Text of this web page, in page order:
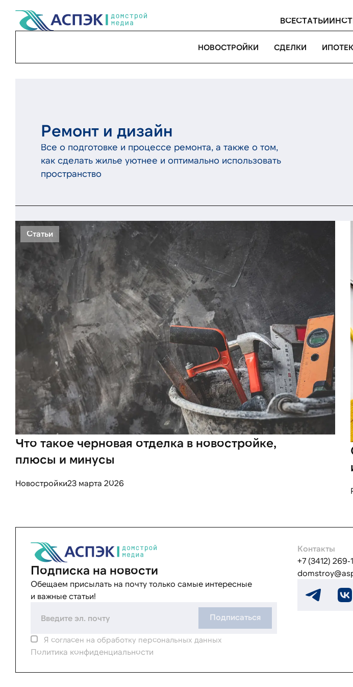
ВСЕСТАТЬИ
НОВОСТРОЙКИ СДЕЛКИ
Ремонт и дизайн
Все о подготовке и процессе ремонта, а также о том,
как сделать жилье уютнее и оптимально использовать
пространство
Статьи
Что такое черновая отделка в новостройке,
плюсы и минусы
Новостройки23 марта 2026
Подписка на новости
Обещаем присылать на почту только самые интересные
и важные статьи!
Подписаться
Я согласен на обработку персональных данных
Контакты
+7 (3412) 269-
Политика конфиденциальности